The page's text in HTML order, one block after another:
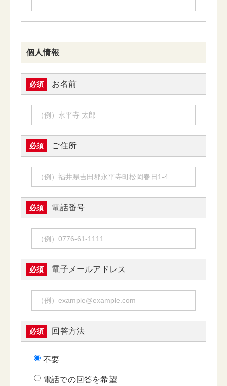
個人情報
必須 お名前
必須 ご住所
必須 電話番号
必須 電子メールアドレス
必須 回答方法
不要
電話での回答を希望